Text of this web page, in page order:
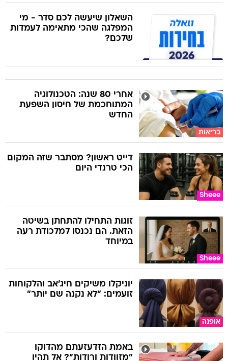
השאלון שיעשה לכם סדר - מי
המפלגה שהכי מתאימה לעמדות
שלכם?
בריאות
אחרי 80 שנה: הטכנולוגיה
המתוחכמת של חיסון השפעת
החדש
Sheee
דייט ראשון? מסתבר שזה המקום
הכי טרנדי היום
Sheee
זוגות התחילו להתחתן בשיטה
הזאת. הם נכנסו למלכודת רעה
במיוחד
אופנה
יוניקלו משיקים חיג'אב והלקוחות
זועמים: "לא נקנה שם יותר"
באמת הזדעזעתם מהדוקו
"מזוודות ורודות"? אל תהיו